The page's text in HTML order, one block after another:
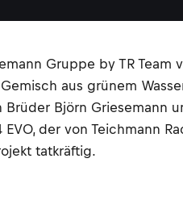
Gruppe by TR Team
aus grünem
Björn Griesemann
der von Teichmann
tatkräftig.